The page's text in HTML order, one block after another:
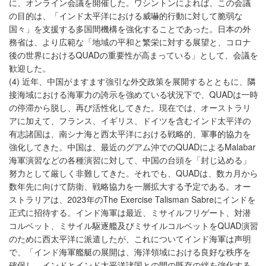
に、オンライン会議を開催した。ワシントンによれば、この会議
の目的は、「インド太平洋における威嚇的行動に対して脆弱な
国々」を支援する多国間機構を強化することであった。日本の外
務省は、より広範な「地域の平和と繁栄に対する展望と、コロナ
後の世界におけるQUADの重要性が高まっている」として、会議を
歓迎した。
(4) 近年、中国がますます強引な外交政策を展開するとともに、隣
接海域における海軍力の誇示を強めている状況下で、QUADは一時
の停滞から脱し、再び活性化してきた。現在では、オーストラリ
アに加えて、フランス、イギリス、ドイツを含むインド太平洋の
有志諸国は、南シナ海と西太平洋における戦略的、軍事的協力を
強化してきた。中国は、最近のグアム沖でのQUADによるMalabar
海軍演習などの各種演習に対して、中国の台頭を「封じ込める」
努力として厳しく非難してきた。それでも、QUADは、数カ月から
数年先に向けて防衛、戦略協力を一層拡大する予定である。オー
ストラリアは、2023年のThe Exercise Talisman Sabreにインドを
正式に招待する。インド海軍は最近、ミサイルフリゲート、対潜
コルベット、ミサイル駆逐艦及びミサイルコルベットをQUAD演習
のために西太平洋に派遣したが、これについてインド海軍は声明
で、「インド海軍艦艇の展開は、海洋領域における良好な秩序を